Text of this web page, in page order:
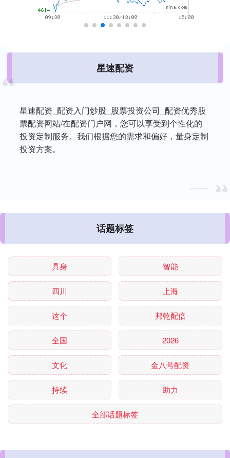
星速配资
星速配资_配资入门炒股_股票投资公司_配资优秀股
票配资网站/在配资门户网，您可以享受到个性化的
投资定制服务。我们根据您的需求和偏好，量身定制
投资方案。
话题标签
具身 智能
四川 上海
这个 邦乾配倍
全国 2026
文化 金八号配资
持续 助力
全部话题标签